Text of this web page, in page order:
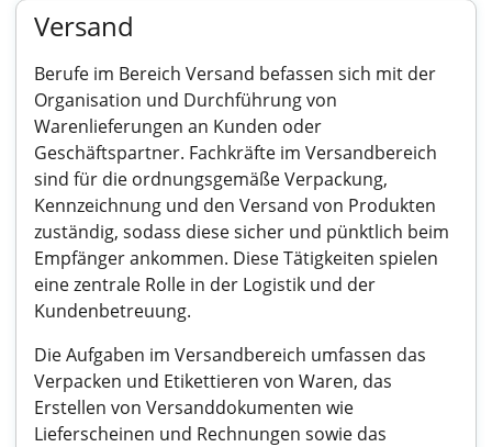
Versand
Berufe im Bereich Versand befassen sich mit der
Organisation und Durchführung von
Warenlieferungen an Kunden oder
Geschäftspartner. Fachkräfte im Versandbereich
sind für die ordnungsgemäße Verpackung,
Kennzeichnung und den Versand von Produkten
zuständig, sodass diese sicher und pünktlich beim
Empfänger ankommen. Diese Tätigkeiten spielen
eine zentrale Rolle in der Logistik und der
Kundenbetreuung.
Die Aufgaben im Versandbereich umfassen das
Verpacken und Etikettieren von Waren, das
Erstellen von Versanddokumenten wie
Lieferscheinen und Rechnungen sowie das